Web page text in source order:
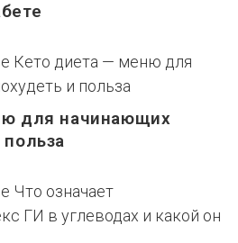
для начинающих